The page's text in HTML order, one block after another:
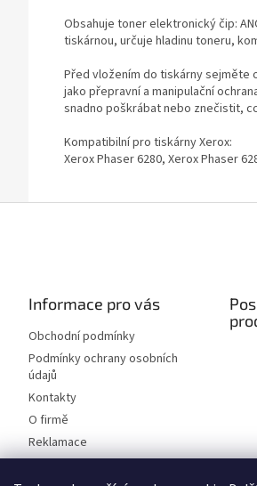
Obsahuje toner elektronický čip:
tiskárnou, určuje hladinu toneru,
Před vložením do tiskárny sejměte
jako přepravní a manipulační
snadno poškrábat nebo znečistit,
Kompatibilní pro tiskárny Xerox:
Xerox Phaser 6280, Xerox Phaser
Informace pro vás
Obchodní podmínky
Podmínky ochrany osobních
údajů
Kontakty
O firmě
Reklamace
Elektromobilita 2020